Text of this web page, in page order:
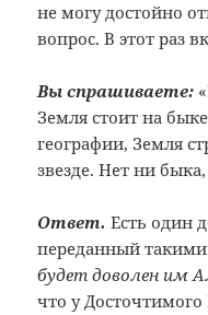
не могу достойно
вопрос. В этот раз
Вы спрашиваете:
Земля стоит на
географии, Земля
звезде. Нет ни
Ответ. Есть один
переданный
будет доволен им
что у